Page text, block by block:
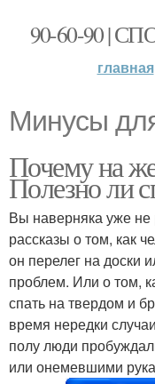
90-60-90 |
главная
Минусы
Почему на
Полезно ли
Вы наверняка уже
рассказы о том, как
он перелег на доски
проблем. Или о том,
спать на твердом и
время нередки
полу люди
или онемевшими